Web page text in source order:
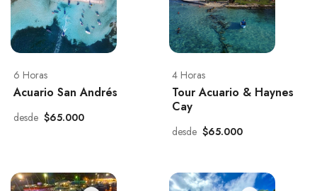
6 Horas
Acuario San Andrés
desde $65.000
4 Horas
Tour Acuario & Haynes
Cay
desde $65.000